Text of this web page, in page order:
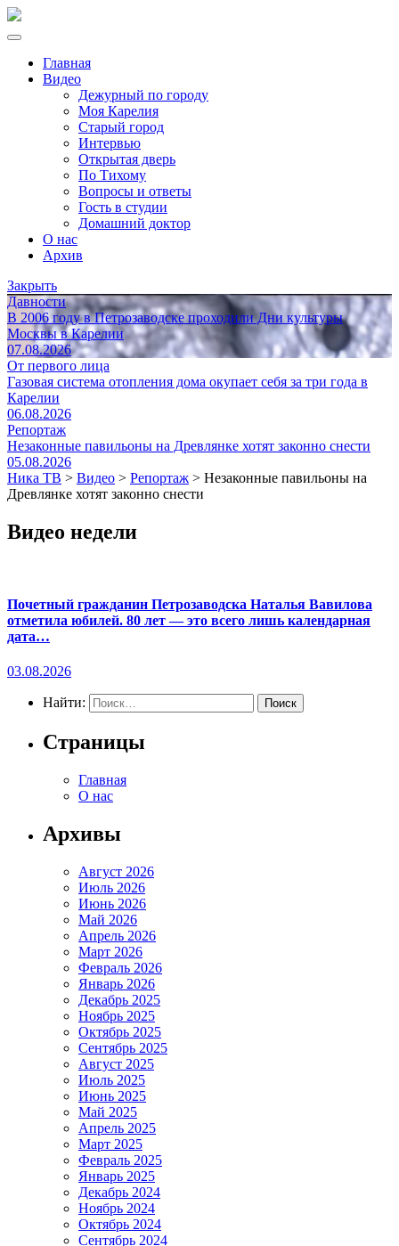
Главная
Видео
Дежурный по городу
Моя Карелия
Старый город
Интервью
Открытая дверь
По Тихому
Вопросы и ответы
Гость в студии
Домашний доктор
О нас
Архив
Закрыть
Давности
В 2006 году в Петрозаводске проходили Дни культуры
Москвы в Карелии
07.08.2026
От первого лица
Газовая система отопления дома окупает себя за три года в
Карелии
06.08.2026
Репортаж
Незаконные павильоны на Древлянке хотят законно снести
05.08.2026
Ника ТВ > Видео > Репортаж > Незаконные павильоны на
Древлянке хотят законно снести
Видео недели
Почетный гражданин Петрозаводска Наталья Вавилова
отметила юбилей. 80 лет — это всего лишь календарная
дата…
03.08.2026
Найти:
Страницы
Главная
О нас
Архивы
Август 2026
Июль 2026
Июнь 2026
Май 2026
Апрель 2026
Март 2026
Февраль 2026
Январь 2026
Декабрь 2025
Ноябрь 2025
Октябрь 2025
Сентябрь 2025
Август 2025
Июль 2025
Июнь 2025
Май 2025
Апрель 2025
Март 2025
Февраль 2025
Январь 2025
Декабрь 2024
Ноябрь 2024
Октябрь 2024
Сентябрь 2024